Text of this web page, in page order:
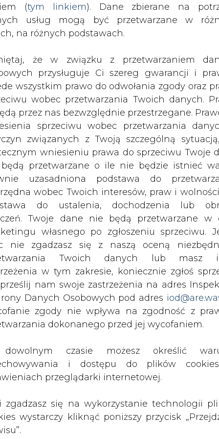
usług mogą być przetwarzane w
na różnych podstawach.
przysługuje Ci szereg gwarancji i
wszystkim prawo do odwołania zgody oraz
wobec przetwarzania Twoich danych.
przez nas bezwzględnie przestrzegane.
sprzeciwu wobec przetwarzania
związanych z Twoją szczególną
wniesieniu prawa do sprzeciwu Twoje
przetwarzane o ile nie będzie istnieć
uzasadniona podstawa do
wobec Twoich interesów, praw i
do ustalenia, dochodzenia lub
Twoje dane nie będą przetwarzane w
własnego po zgłoszeniu sprzeciwu.
nie zgadzasz się z naszą oceną
Twoich danych lub masz
w tym zakresie, koniecznie zgłoś
nam swoje zastrzeżenia na adres
Danych Osobowych pod adres
zgody nie wpływa na zgodność z
dokonanego przed jej wycofaniem.
i dostępu do plików
przeglądarki internetowej.
wystarczy kliknąć poniższy przycisk
znajdują się:
Energetyka Sp. z o.o. w Lubinie,
Artykuł powstał bez wsparcia narzędzi sztucznej
inteligencji. Wydawca portalu CIRE zgadza się na
publikacji do szkoleń treningowych LLM.
PODPIS
Przesłanie komentarza oznacza akceptację zasad korzystania
wyślij
treści marketingowych w postaci newslettera
w Warszawie.